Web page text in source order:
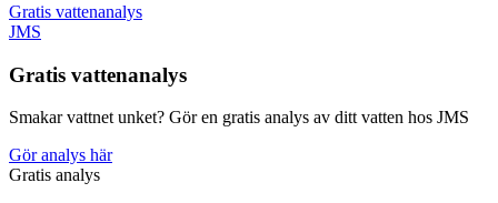
Gratis vattenanalys
JMS
Gratis vattenanalys
Smakar vattnet unket? Gör en gratis analys av ditt vatten hos JMS
Gör analys här
Gratis analys